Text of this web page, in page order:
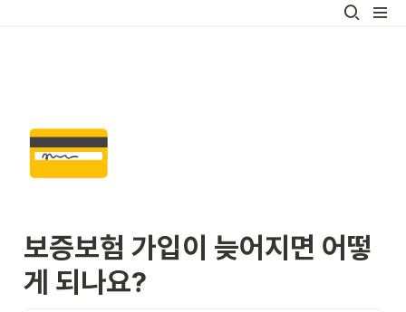
💳
보증보험 가입이 늦어지면 어떻
게 되나요?